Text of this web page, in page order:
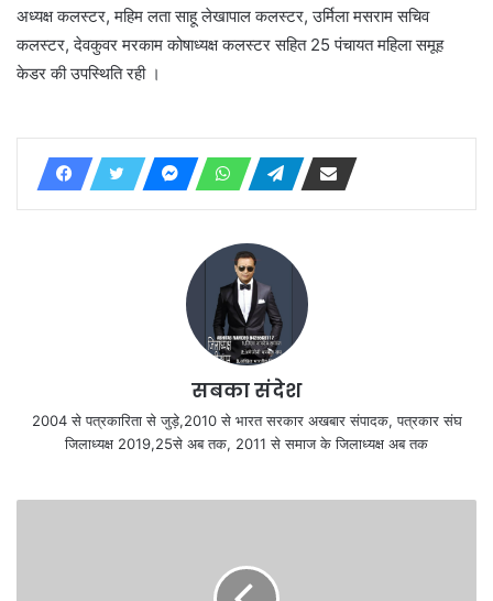
अध्यक्ष कलस्टर, महिम लता साहू लेखापाल कलस्टर, उर्मिला मसराम सचिव
कलस्टर, देवकुवर मरकाम कोषाध्यक्ष कलस्टर सहित 25 पंचायत महिला समूह
केडर की उपस्थिति रही ।
सबका संदेश
2004 से पत्रकारिता से जुड़े,2010 से भारत सरकार अखबार संपादक, पत्रकार संघ
जिलाध्यक्ष 2019,25से अब तक, 2011 से समाज के जिलाध्यक्ष अब तक